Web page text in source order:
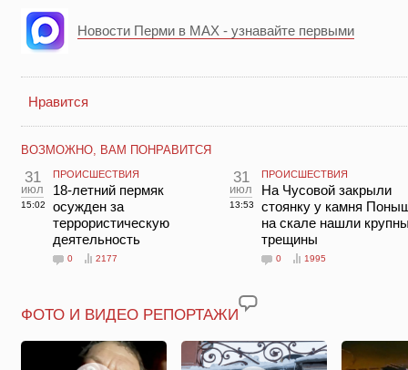
Новости Перми в MAX - узнавайте первыми
Нравится
ВОЗМОЖНО, ВАМ ПОНРАВИТСЯ
31
июл
15:02
ПРОИСШЕСТВИЯ
18-летний пермяк
осужден за
террористическую
деятельность
0 2177
31
июл
13:53
ПРОИСШЕСТВИЯ
На Чусовой закрыли
стоянку у камня
на скале нашли
трещины
0 1995
ФОТО И ВИДЕО РЕПОРТАЖИ